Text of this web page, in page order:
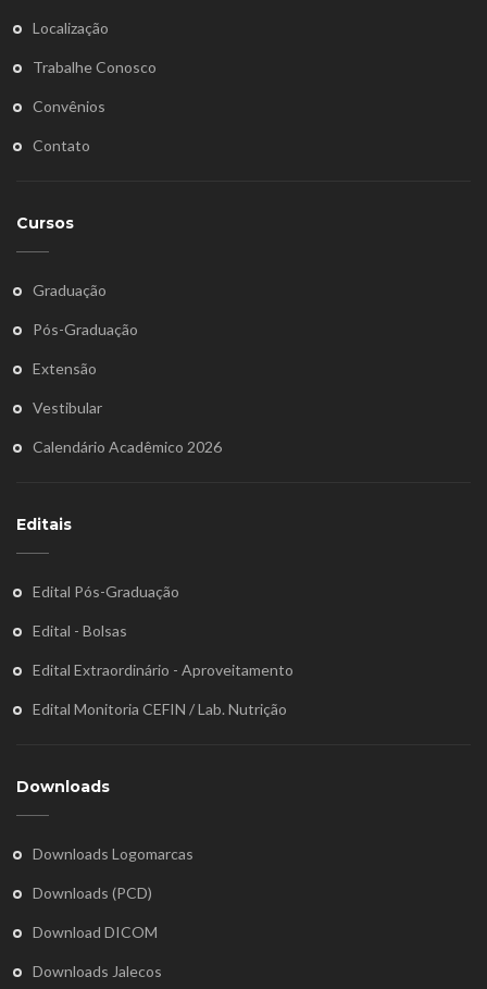
Localização
Trabalhe Conosco
Convênios
Contato
Cursos
Graduação
Pós-Graduação
Extensão
Vestibular
Calendário Acadêmico 2026
Editais
Edital Pós-Graduação
Edital - Bolsas
Edital Extraordinário - Aproveitamento
Edital Monitoria CEFIN / Lab. Nutrição
Downloads
Downloads Logomarcas
Downloads (PCD)
Download DICOM
Downloads Jalecos